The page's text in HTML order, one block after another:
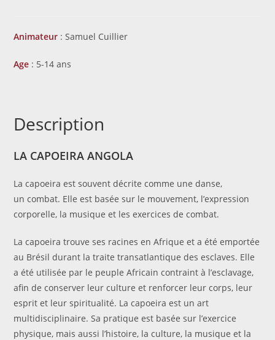
Animateur : Samuel Cuillier
Age : 5-14 ans
Description
LA CAPOEIRA ANGOLA
La capoeira est souvent décrite comme une danse,
un combat. Elle est basée sur le mouvement, l’expression
corporelle, la musique et les exercices de combat.
La capoeira trouve ses racines en Afrique et a été emportée
au Brésil durant la traite transatlantique des esclaves. Elle
a été utilisée par le peuple Africain contraint à l’esclavage,
afin de conserver leur culture et renforcer leur corps, leur
esprit et leur spiritualité. La capoeira est un art
multidisciplinaire. Sa pratique est basée sur l’exercice
physique, mais aussi l’histoire, la culture, la musique et la